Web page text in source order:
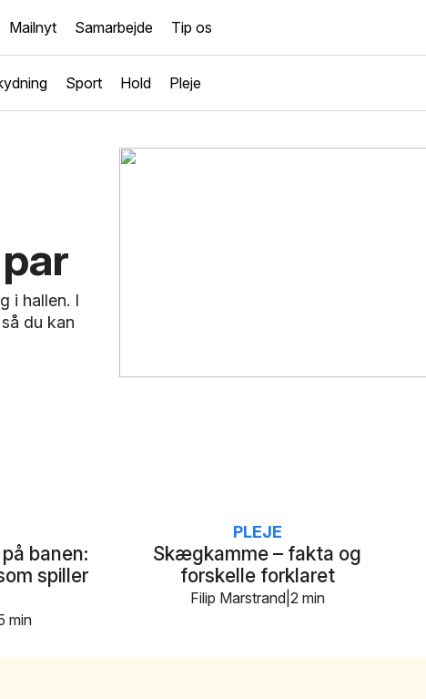
Mailnyt Samarbejde Tip os
Sport Hold Pleje
i hallen. I
du kan
banen:
spiller
min
Skægkamme – fakta og
forskelle forklaret
PLEJE
2 min
Filip Marstrand